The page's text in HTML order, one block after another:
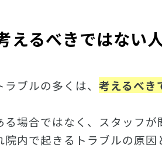
えるべきではない
ラブルの多くは、考えるべき
場合ではなく、スタッフ
内で起きるトラブルの原